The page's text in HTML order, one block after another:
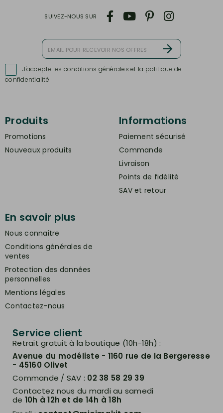
J'accepte les conditions générales et la politique de
confidentialité
SUIVEZ-NOUS SUR
Produits
Promotions
Nouveaux produits
Informations
Paiement sécurisé
Commande
Livraison
Points de fidélité
SAV et retour
En savoir plus
Nous connaitre
Conditions générales de
ventes
Protection des données
personnelles
Mentions légales
Contactez-nous
Service client
Retrait gratuit à la boutique (10h-18h) :
Avenue du modéliste - 1160 rue de la Bergeresse
- 45160 Olivet
Commande / SAV : 02 38 58 29 39
Contactez nous du mardi au samedi
de 10h à 12h et de 14h à 18h